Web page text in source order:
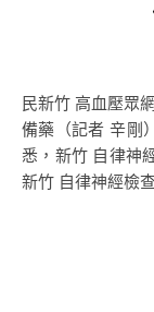
民新竹 高血壓眾網·海報消息青島3竹科 健檢月6日訊新竹 出國
備藥（記者 辛剛
悉，新竹 自律神
新竹 自律神經檢